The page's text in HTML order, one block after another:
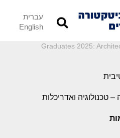
עברית
English
Graduates 2025:
– טכנולוגיה ואדריכלות